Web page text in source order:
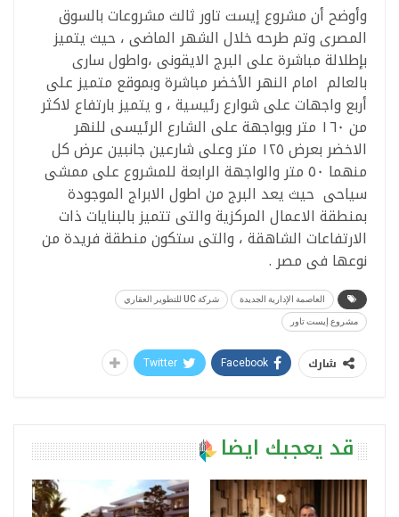
وأوضح أن مشروع إيست تاور ثالث مشروعات بالسوق
المصرى وتم طرحه خلال الشهر الماضى ، حيث يتميز
بإطلالة مباشرة على البرج الايقونى ،واطول سارى
بالعالم امام النهر الأخضر مباشرة وبموقع متميز على
أربع واجهات على شوارع رئيسية ، و يتميز بارتفاع لاكثر
من ١٦٠ متر وبواجهة على الشارع الرئيسى للنهر
الاخضر بعرض ١٢٥ متر وعلى شارعين جانبين عرض كل
منهما ٥٠ متر والواجهة الرابعة للمشروع على ممشى
سياحى حيث يعد البرج من اطول الابراج الموجودة
بمنطقة الاعمال المركزية والتى تتميز بالبنايات ذات
الارتفاعات الشاهقة ، والتى ستكون منطقة فريدة من
نوعها فى مصر .
العاصمة الإدارية الجديدة شركة UC للتطوير العقاري
مشروع إيست تاور
شارك Facebook
Twitter
قد يعجبك ايضا